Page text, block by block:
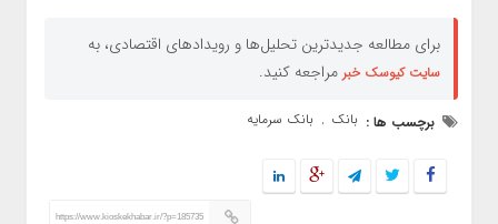
برای مطالعه جدیدترین تحلیل‌ها و رویدادهای اقتصادی، به
سایت کیوسک خبر مراجعه کنید.
برچسب ها : بانک , بانک سرمایه
https://www.kioskekhabar.ir/?p=185735